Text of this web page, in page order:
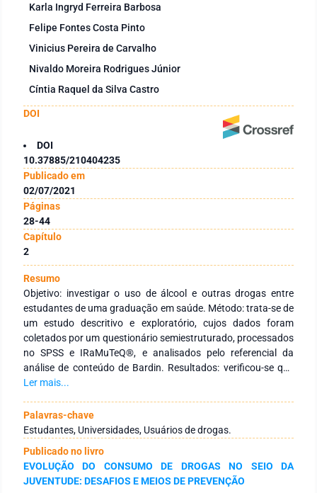
Karla Ingryd Ferreira Barbosa
Felipe Fontes Costa Pinto
Vinicius Pereira de Carvalho
Nivaldo Moreira Rodrigues Júnior
Cíntia Raquel da Silva Castro
DOI
DOI
10.37885/210404235
Publicado em
02/07/2021
Páginas
28-44
Capítulo
2
Resumo
Objetivo: investigar o uso de álcool e outras drogas entre
estudantes de uma graduação em saúde. Método: trata-se de
um estudo descritivo e exploratório, cujos dados foram
coletados por um questionário semiestruturado, processados
no SPSS e IRaMuTeQ®, e analisados pelo referencial da
análise de conteúdo de Bardin. Resultados: verificou-se que
os 159 estudantes participantes fizeram mais uso de álcool,
de álcool segue a tendência de outras pesquisas nacionais e
internacionais. Não houve relato de utilização de crack e
cocaína. Os principais motivos relatados para o uso foram:
diversão, vontade, amizade, sabor e gostar do uso, com
raízes na cultura. O consumo de cafeína, remédios e comida
industrializada foi considerado como uso de drogas, o que se
Ler mais...
Palavras-chave
Estudantes, Universidades, Usuários de drogas.
Publicado no livro
EVOLUÇÃO DO CONSUMO DE DROGAS NO SEIO DA
JUVENTUDE: DESAFIOS E MEIOS DE PREVENÇÃO